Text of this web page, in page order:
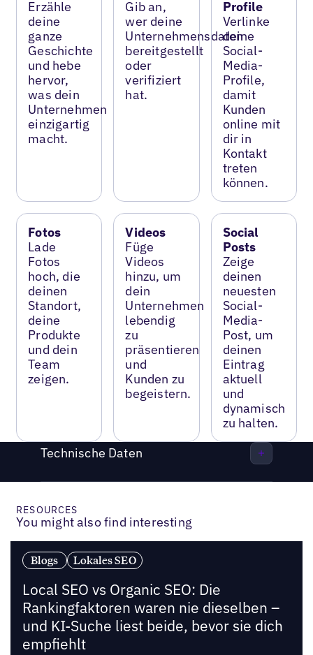
Erzähle
deine
ganze
Geschichte
und hebe
hervor,
was dein
Unternehmen
einzigartig
macht.
Gib an,
wer deine
Unternehmensdaten
bereitgestellt
oder
verifiziert
hat.
Profile
Verlinke
deine
Social-
Media-
Profile,
damit
Kunden
online mit
dir in
Kontakt
treten
können.
Fotos
Lade
Fotos
hoch, die
deinen
Standort,
deine
Produkte
und dein
Team
zeigen.
Videos
Füge
Videos
hinzu, um
dein
Unternehmen
lebendig
zu
präsentieren
und
Kunden zu
begeistern.
Social
Posts
Zeige
deinen
neuesten
Social-
Media-
Post, um
deinen
Eintrag
aktuell
und
dynamisch
zu halten.
Technische Daten
RESOURCES
You might also find interesting
Blogs Lokales SEO
Local SEO vs Organic SEO: Die
Rankingfaktoren waren nie dieselben –
und KI-Suche liest beide, bevor sie dich
empfiehlt